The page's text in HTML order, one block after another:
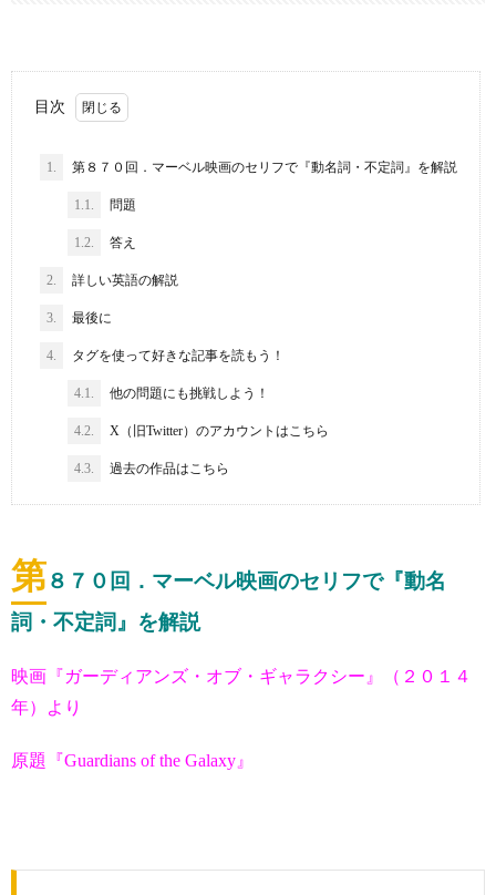
目次
1. 第８７０回．マーベル映画のセリフで『動名詞・不定詞』を解説
1.1. 問題
1.2. 答え
2. 詳しい英語の解説
3. 最後に
4. タグを使って好きな記事を読もう！
4.1. 他の問題にも挑戦しよう！
4.2. X（旧Twitter）のアカウントはこちら
4.3. 過去の作品はこちら
第８７０ 回．マーベル映画のセリフで『動名
詞・不定詞』を解説
映画『ガーディアンズ・オブ・ギャラクシー』（２０１４
年）より
原題『Guardians of the Galaxy』